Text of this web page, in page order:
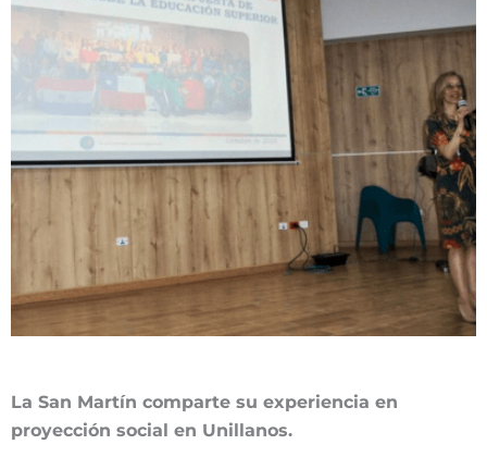
La San Martín comparte su experiencia en
proyección social en Unillanos.